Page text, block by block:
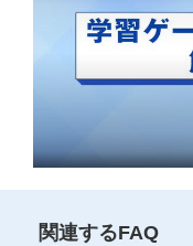
進研ゼミ 中学
進研ゼ
関連するFAQ